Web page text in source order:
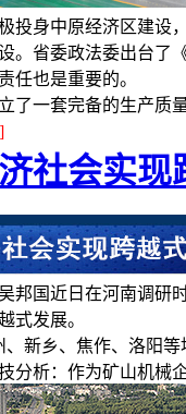
投身中原经济区建设
。省委政法委出台了
任也是重要的。
了一套完备的生产质
社会实现
邦国近日在河南调研
式发展。
、新乡、焦作、洛阳
分析：作为矿山机械